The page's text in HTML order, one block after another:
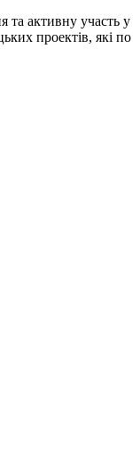
та активну участь у
проектів, які по